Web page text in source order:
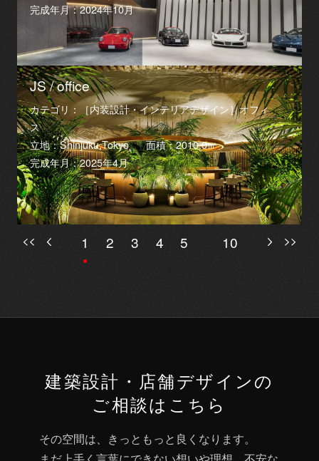
完成年月：2024年10月
JS / office
カテゴリ：［内装設計・インテリアデザイン］オフィ
ス
立地：Shinjuku,Tokyo
面積：2010.0㎡
完成年月：2025年4月
1 2 3 4 5 10
建築設計・店舗デザインの
ご相談はこちら
その空間は、きっともっと良くなります。